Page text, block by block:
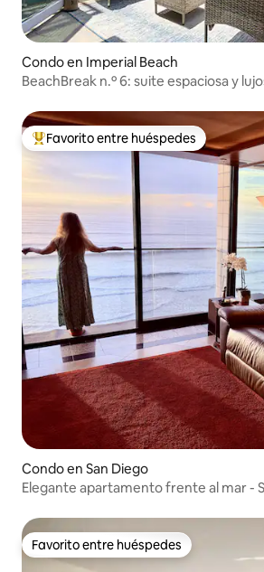
Condo en Imperial Beach
BeachBreak n.º 6: suite espaciosa y
Favorito entre huéspedes preferido
Favorito entre huéspedes
Condo en San Diego
Elegante apartamento frente al mar -
Favorito entre huéspedes
Favorito entre huéspedes